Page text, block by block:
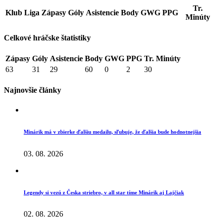
Klub Liga Zápasy Góly Asistencie Body GWG PPG
Tr.
Minúty
Celkové hráčske štatistiky
Zápasy Góly Asistencie Body GWG PPG Tr. Minúty
63
31 29 60 0 2 30
Najnovšie články
Minárik má v zbierke ďalšiu medailu, sľubuje, že ďalšia bude hodnotnejšia
03. 08. 2026
Legendy si vezú z Česka striebro, v all star tíme Minárik aj Lajčiak
02. 08. 2026